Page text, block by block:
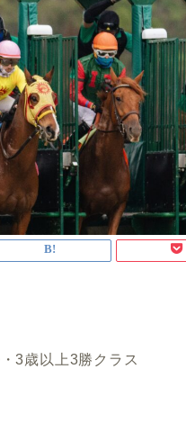
3歳以上3勝クラス